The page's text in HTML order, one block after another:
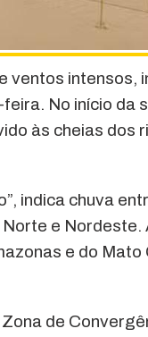
ventos intensos,
No início da
às cheias dos
indica chuva
e Nordeste.
e do Mato
de